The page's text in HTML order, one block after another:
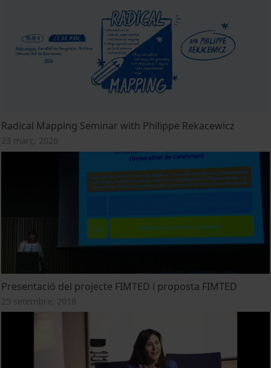
Radical Mapping Seminar with Philippe Rekacewicz
23 març, 2026
Presentació del projecte FIMTED i proposta FIMTED
25 setembre, 2018